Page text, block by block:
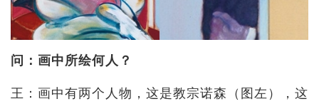
问：画中所绘何人？
王：画中有两个人物，这是教宗诺森（图左），这